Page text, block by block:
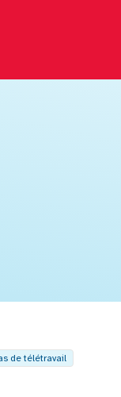
de télétravail